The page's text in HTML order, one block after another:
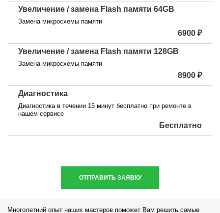
Увеличение / замена Flash памяти 64GB
Замена микросхемы памяти
6900 ₽
Увеличение / замена Flash памяти 128GB
Замена микросхемы памяти
8900 ₽
Диагностика
Диагностика в течении 15 минут бесплатно при ремонте в
нашем сервисе
Бесплатно
ОТПРАВИТЬ ЗАЯВКУ
Многолетний опыт наших мастеров поможет Вам решить самые